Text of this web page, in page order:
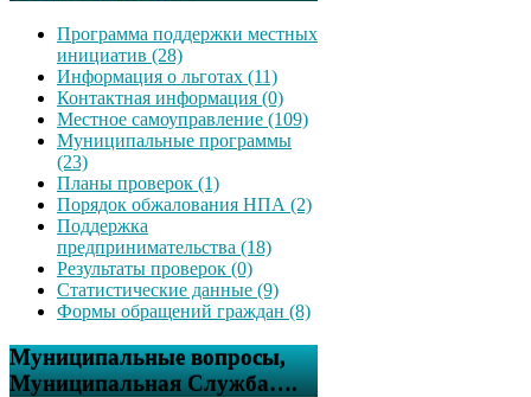
Программа поддержки местных
инициатив (28)
Информация о льготах (11)
Контактная информация (0)
Местное самоуправление (109)
Муниципальные программы
(23)
Планы проверок (1)
Порядок обжалования НПА (2)
Поддержка
предпринимательства (18)
Результаты проверок (0)
Статистические данные (9)
Формы обращений граждан (8)
Муниципальные вопросы,
Муниципальная Служба….